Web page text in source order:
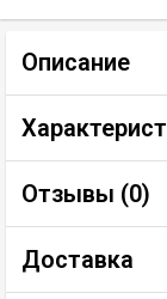
Описание
Отзывы (0)
Доставка